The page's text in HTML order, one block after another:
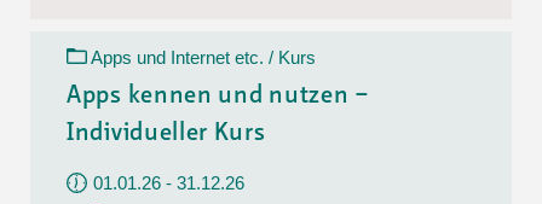
Apps und Internet etc. / Kurs
Apps kennen und nutzen –
Individueller Kurs
01.01.26 - 31.12.26